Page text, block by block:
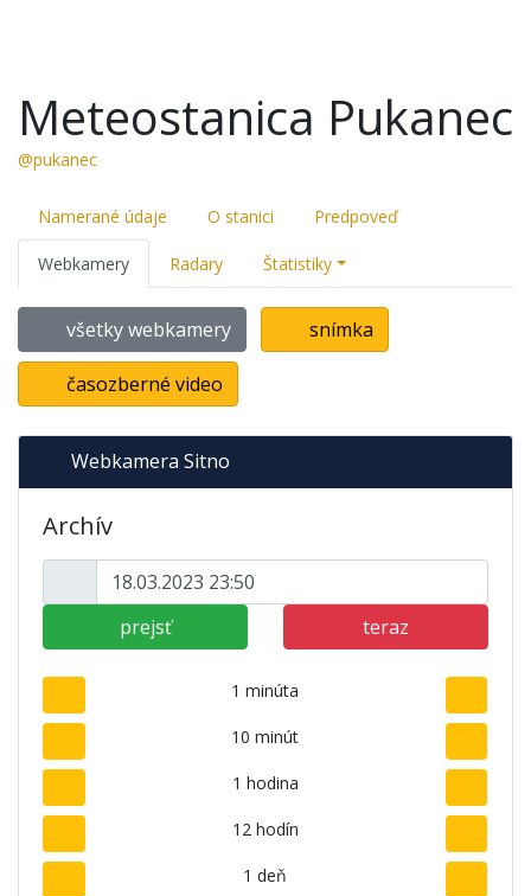
Meteostanica Pukanec
@pukanec
Namerané údaje O stanici Predpoveď
Webkamery Radary Štatistiky
všetky webkamery snímka
časozberné video
Webkamera Sitno
Archív
prejsť teraz
1 minúta
10 minút
1 hodina
12 hodín
1 deň